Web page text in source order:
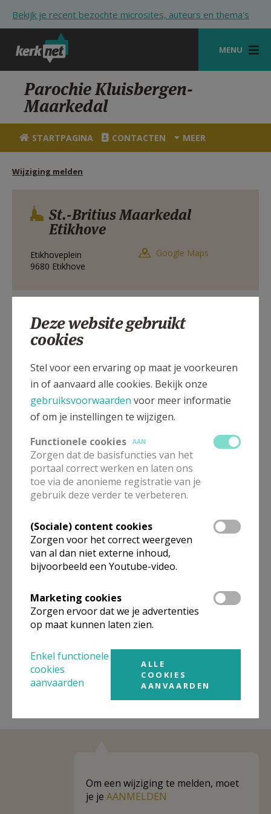
Bekijk je recent bezochte microsites, auteurs en thema's
MENU
STARTPAGINA
KERK
VIERINGEN
HULP
STARTPAGINA PORTAAL
MIJN PAROCHIE
Parochie Kluisbergen-
Maarkedal
STARTPAGINA CONTACTEN MEER
Wijziging melden
St.-Britius Maarkedal
Etikhove
Etikhoveplein
9680 Etikhove
Google Maps
In deze kerk vinden geen weekendvieringen plaats. Via de
Omgeving
links naar kerken, eventueel van andere
organisaties, in de buurt.
Om een wijziging te melden, moet
je je AANMELDEN
Deze website gebruikt
cookies
Stel voor een ervaring op maat je voorkeuren
in of aanvaard alle cookies. Bekijk onze
gebruiksvoorwaarden voor meer informatie
of om je instellingen te wijzigen.
Functionele cookies
AAN
Zorgen dat de basisfuncties van het
portaal correct werken en laten ons
toe via de anonieme registratie van je
gebruik deze verder te verbeteren.
(Sociale) content cookies
Zorgen voor het correct weergeven
van al dan niet externe inhoud,
bijvoorbeeld een Youtube-video.
Marketing cookies
Zorgen ervoor dat we je advertenties
op maat kunnen laten zien.
Enkel functionele
cookies
aanvaarden
ALLE
COOKIES
AANVAARDEN